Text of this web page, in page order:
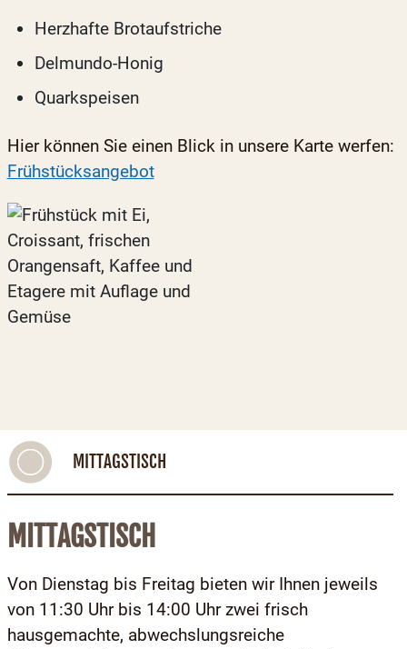
Herzhafte Brotaufstriche
Delmundo-Honig
Quarkspeisen
Hier können Sie einen Blick in unsere Karte werfen:
Frühstücksangebot
MITTAGSTISCH
MITTAGSTISCH
Von Dienstag bis Freitag bieten wir Ihnen jeweils
von 11:30 Uhr bis 14:00 Uhr zwei frisch
hausgemachte, abwechslungsreiche